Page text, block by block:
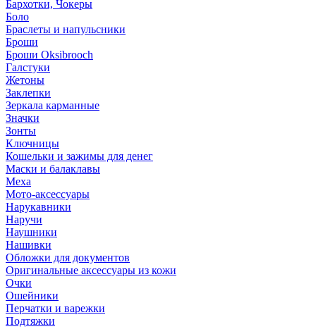
Бархотки, Чокеры
Боло
Браслеты и напульсники
Броши
Броши Oksibrooch
Галстуки
Жетоны
Заклепки
Зеркала карманные
Значки
Зонты
Ключницы
Кошельки и зажимы для денег
Маски и балаклавы
Меха
Мото-аксессуары
Нарукавники
Наручи
Наушники
Нашивки
Обложки для документов
Оригинальные аксессуары из кожи
Очки
Ошейники
Перчатки и варежки
Подтяжки